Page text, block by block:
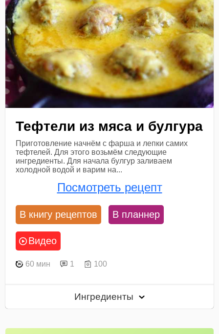
Тефтели из мяса и булгура
Приготовление начнём с фарша и лепки самих
тефтелей. Для этого возьмём следующие
ингредиенты. Для начала булгур заливаем
холодной водой и варим на...
Посмотреть рецепт
В книгу рецептов В планнер
Видео
60 мин 1 100
Ингредиенты